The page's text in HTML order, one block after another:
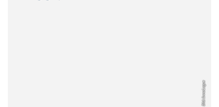
Bild: Anna Logue